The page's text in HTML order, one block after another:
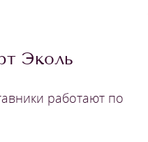
Эколь
работают по